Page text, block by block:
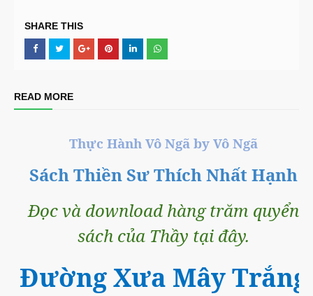
SHARE THIS
READ MORE
Thực Hành Vô Ngã by Vô Ngã
Sách Thiền Sư Thích Nhất Hạnh
Đọc và download hàng trăm quyển
sách của Thầy tại đây.
Đường Xưa Mây Trắng